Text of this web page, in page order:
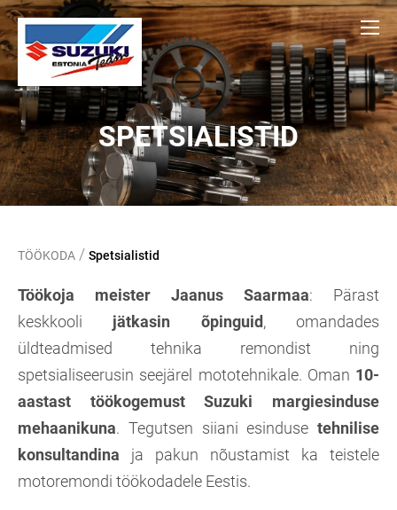
SPETSIALISTID
TÖÖKODA / Spetsialistid
Töökoja meister Jaanus Saarmaa: Pärast
keskkooli jätkasin õpinguid, omandades
üldteadmised tehnika remondist ning
spetsialiseerusin seejärel mototehnikale. Oman 10-
aastast töökogemust Suzuki margiesinduse
mehaanikuna. Tegutsen siiani esinduse tehnilise
konsultandina ja pakun nõustamist ka teistele
motoremondi töökodadele Eestis.